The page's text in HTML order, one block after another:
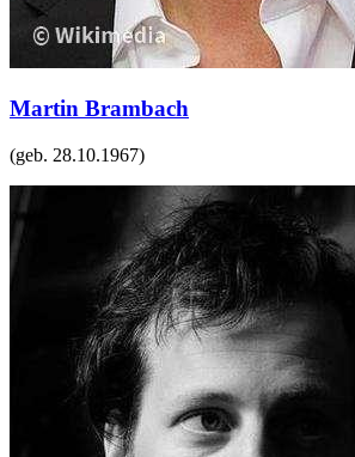
Martin Brambach
(geb. 28.10.1967)